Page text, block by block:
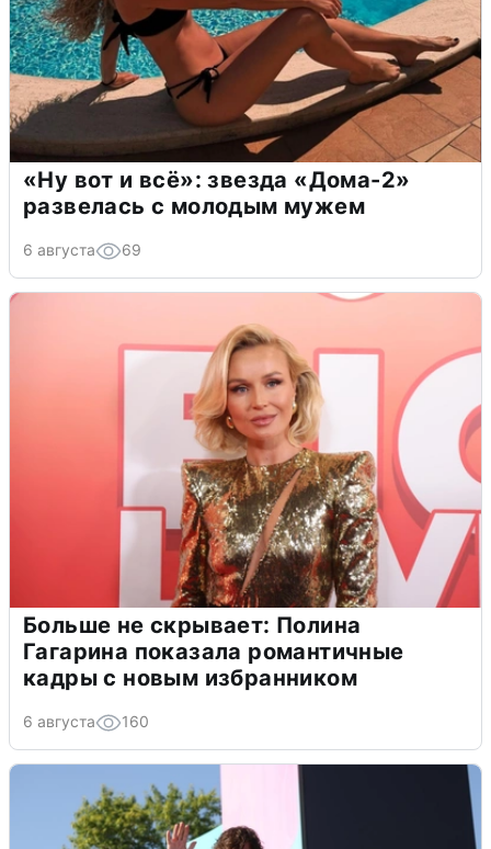
«Ну вот и всё»: звезда «Дома-2»
развелась с молодым мужем
6 августа 69
Больше не скрывает: Полина
Гагарина показала романтичные
кадры с новым избранником
6 августа 160